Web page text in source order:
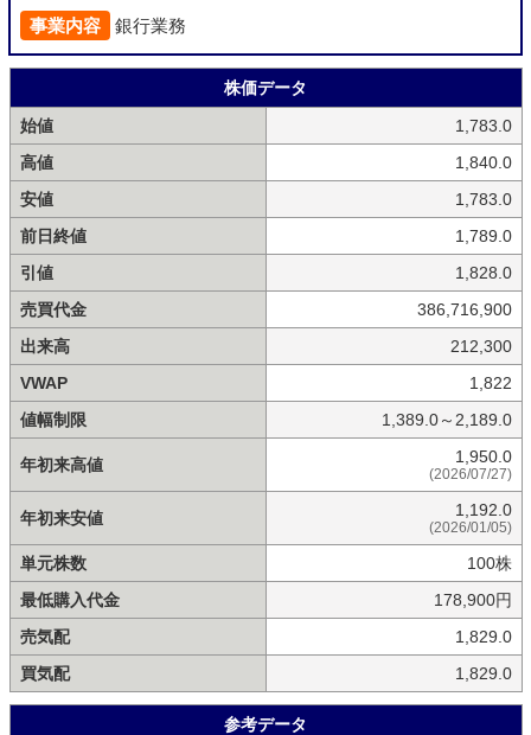
事業内容 銀行業務
株価データ
始値
1,783.0
高値
1,840.0
安値
1,783.0
前日終値
1,789.0
引値
1,828.0
売買代金
386,716,900
出来高
212,300
VWAP
1,822
値幅制限
1,389.0～2,189.0
年初来高値 1,950.0
(2026/07/27)
年初来安値 1,192.0
(2026/01/05)
単元株数
100株
最低購入代金
178,900円
売気配
1,829.0
買気配
1,829.0
参考データ